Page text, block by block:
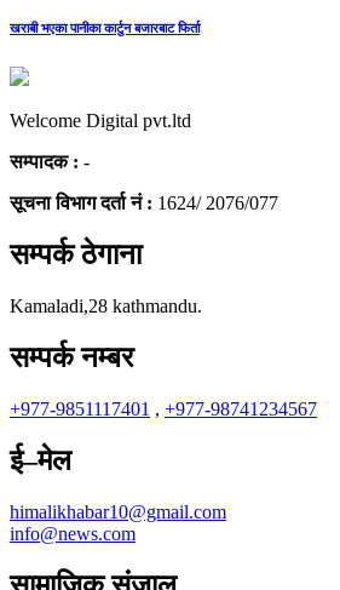
खराबी भएका पानीका कार्टुन बजारबाट फिर्ता
Welcome Digital pvt.ltd
सम्पादक : -
सूचना विभाग दर्ता नं : 1624/ 2076/077
सम्पर्क ठेगाना
Kamaladi,28 kathmandu.
सम्पर्क नम्बर
+977-9851117401 , +977-98741234567
ई–मेल
himalikhabar10@gmail.com
info@news.com